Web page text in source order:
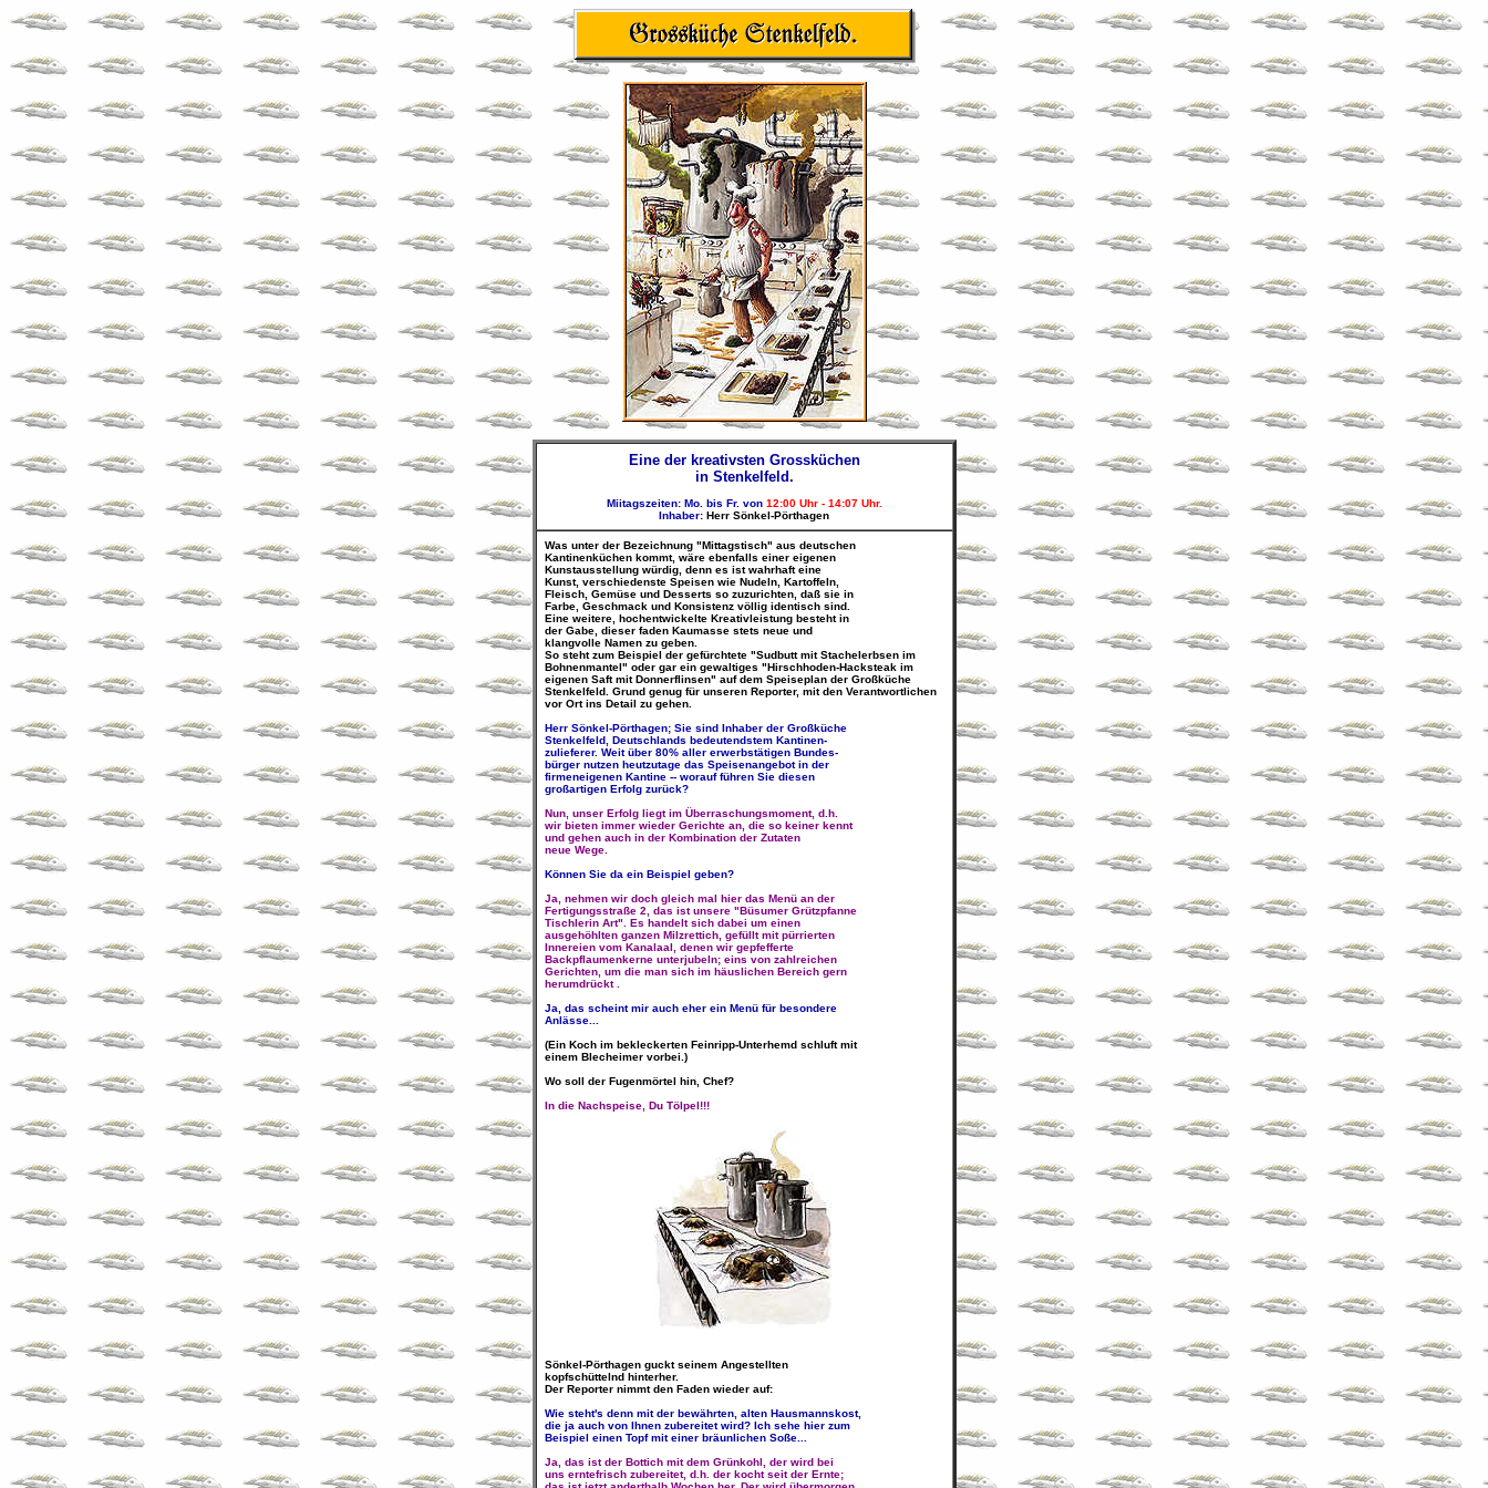
Eine der kreativsten Grossküchen
in Stenkelfeld.
Miitagszeiten: Mo. bis Fr. von 12:00 Uhr - 14:07 Uhr.
Inhaber: Herr Sönkel-Pörthagen
Was unter der Bezeichnung "Mittagstisch" aus deutschen
Kantinenküchen kommt, wäre ebenfalls einer eigenen
Kunstausstellung würdig, denn es ist wahrhaft eine
Kunst, verschiedenste Speisen wie Nudeln, Kartoffeln,
Fleisch, Gemüse und Desserts so zuzurichten, daß sie in
Farbe, Geschmack und Konsistenz völlig identisch sind.
Eine weitere, hochentwickelte Kreativleistung besteht in
der Gabe, dieser faden Kaumasse stets neue und
klangvolle Namen zu geben.
So steht zum Beispiel der gefürchtete "Sudbutt mit Stachelerbsen im
Bohnenmantel" oder gar ein gewaltiges "Hirschhoden-Hacksteak im
eigenen Saft mit Donnerflinsen" auf dem Speiseplan der Großküche
Stenkelfeld. Grund genug für unseren Reporter, mit den Verantwortlichen
vor Ort ins Detail zu gehen.
Herr Sönkel-Pörthagen; Sie sind Inhaber der Großküche
Stenkelfeld, Deutschlands bedeutendstem Kantinen-
zulieferer. Weit über 80% aller erwerbstätigen Bundes-
bürger nutzen heutzutage das Speisenangebot in der
firmeneigenen Kantine -- worauf führen Sie diesen
großartigen Erfolg zurück?
Nun, unser Erfolg liegt im Überraschungsmoment, d.h.
wir bieten immer wieder Gerichte an, die so keiner kennt
und gehen auch in der Kombination der Zutaten
neue Wege.
Können Sie da ein Beispiel geben?
Ja, nehmen wir doch gleich mal hier das Menü an der
Fertigungsstraße 2, das ist unsere "Büsumer Grützpfanne
Tischlerin Art". Es handelt sich dabei um einen
ausgehöhlten ganzen Milzrettich, gefüllt mit pürrierten
Innereien vom Kanalaal, denen wir gepfefferte
Backpflaumenkerne unterjubeln; eins von zahlreichen
Gerichten, um die man sich im häuslichen Bereich gern
herumdrückt .
Ja, das scheint mir auch eher ein Menü für besondere
Anlässe...
(Ein Koch im bekleckerten Feinripp-Unterhemd schluft mit
einem Blecheimer vorbei.)
Wo soll der Fugenmörtel hin, Chef?
In die Nachspeise, Du Tölpel!!!
Sönkel-Pörthagen guckt seinem Angestellten
kopfschüttelnd hinterher.
Der Reporter nimmt den Faden wieder auf:
Wie steht's denn mit der bewährten, alten Hausmannskost,
die ja auch von Ihnen zubereitet wird? Ich sehe hier zum
Beispiel einen Topf mit einer bräunlichen Soße...
Ja, das ist der Bottich mit dem Grünkohl, der wird bei
uns erntefrisch zubereitet, d.h. der kocht seit der Ernte;